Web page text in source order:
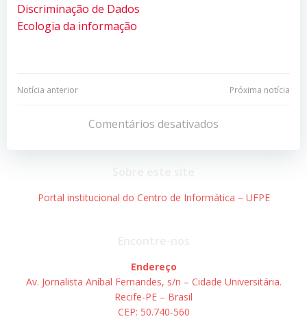
Discriminação de Dados
Ecologia da informação
Navegação
Post
Notícia anterior
Navegação
de
Post
Próxima notícia
Comentários desativados
Portal institucional do Centro de Informática – UFPE
Endereço
Av. Jornalista Aníbal Fernandes, s/n – Cidade Universitária.
Recife-PE – Brasil
CEP: 50.740-560